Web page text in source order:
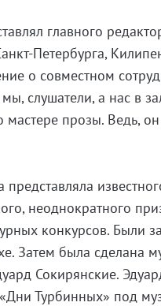
главного
Петербурга,
о совместном
слушатели, а нас в
мастере прозы. Ведь,
неоднократного
конкурсов. Были
Затем была сделана
Сокирянские.
Турбинных» под